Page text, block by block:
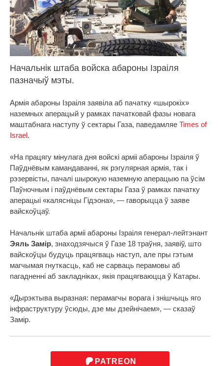
Начальнік штаба войска абароны Ізраіля
пазначыў мэты.
Армія абароны Ізраіля заявіла аб пачатку «шырокіх»
наземных аперацый у рамках пачатковай фазы новага
маштабнага наступу ў сектары Газа, паведамляе Times of
Israel.
«На працягу мінулага дня войскі арміі абароны Ізраіля ў
Паўднёвым камандаванні, як рэгулярная армія, так і
рэзервісты, пачалі шырокую наземную аперацыю па ўсім
Паўночным і паўднёвым сектары Газа ў рамках пачатку
аперацыі «калясніцы Гідэона», — гаворыцца ў заяве
вайскоўцаў.
Начальнік штаба арміі абароны Ізраіля генерал-лейтэнант
Эяль Замір, знаходзячыся ў Газе 18 траўня, заявіў, што
вайскоўцы будуць працягваць наступ, але пры гэтым
магчымая гнуткасць, каб не сарваць перамовы аб
пагадненні аб закладніках, якія працягваюцца ў Катары.
«Дырэктыва выразная: перамагчы ворага і знішчыць яго
інфраструктуру ўсюды, дзе мы дзейнічаем», — сказаў
Замір.
PATREON